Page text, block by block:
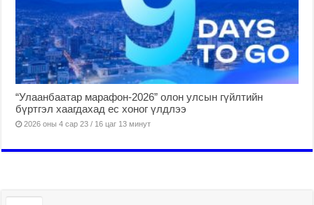
“Улаанбаатар марафон-2026” олон улсын гүйлтийн
бүртгэл хаагдахад ес хоног үлдлээ
2026 оны 4 сар 23 / 16 цаг 13 минут